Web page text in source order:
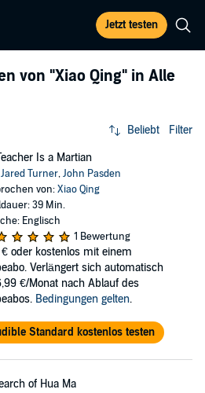
Jetzt testen
von "Xiao Qing" in Alle
Beliebt Filter
Is a Martian
Jared Turner,John Pasden
von:Xiao Qing
39 Min.
Englisch
1 Bewertung
€ oder kostenlos mit einem
Verlängert sich automatisch
€/Monat nach Ablauf des
Bedingungen gelten.
Standard kostenlos testen
of Hua Ma